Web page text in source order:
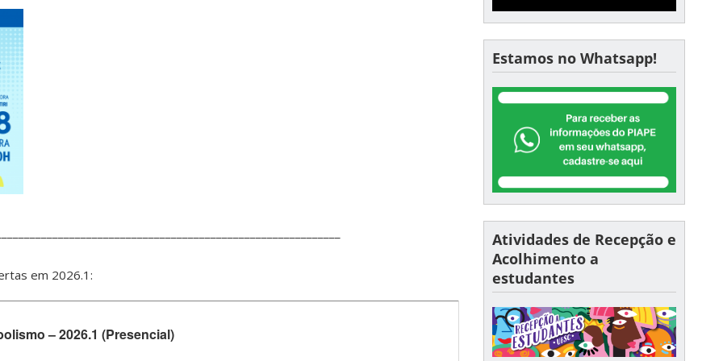
em 2026.1:
– 2026.1 (Presencial)
Estamos no Whatsapp!
Atividades de Recepção e
Acolhimento a
estudantes